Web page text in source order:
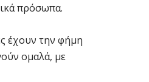
πρόσωπα.
έχουν την φήμη
ομαλά, με